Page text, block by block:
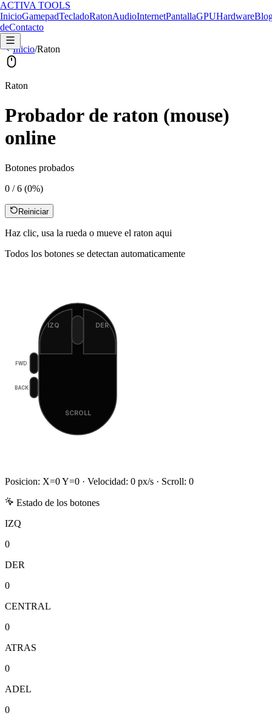
ACTIVA TOOLS
InicioGamepadTecladoRatonAudioInternetPantallaGPUHardware
deContacto
Inicio/Raton
Raton
Probador de raton (mouse)
online
Botones probados
0 /6 (0%)
Reiniciar
Haz clic, usa la rueda o mueve el raton aqui
Todos los botones se detectan automaticamente
IZQ DER
SCROLL
FWD
BACK
Posicion: X=0Y=0 · Velocidad: 0 px/s · Scroll: 0
Estado de los botones
IZQ
0
DER
0
CENTRAL
0
ATRAS
0
ADEL
0